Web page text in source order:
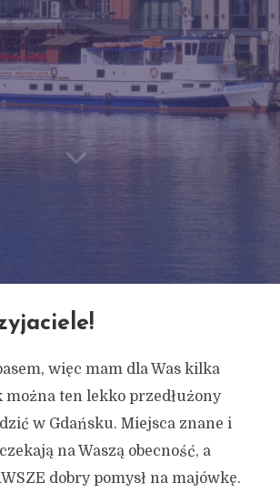
więc mam dla Was kilka
można ten lekko przedłużony
w Gdańsku. Miejsca znane i
na Waszą obecność, a
dobry pomysł na majówkę.